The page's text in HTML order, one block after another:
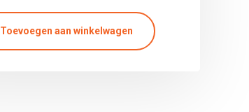
uit 5
Toevoegen aan winkelwagen